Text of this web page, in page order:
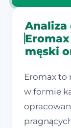
Analiza
męski
Eromax to
w formie